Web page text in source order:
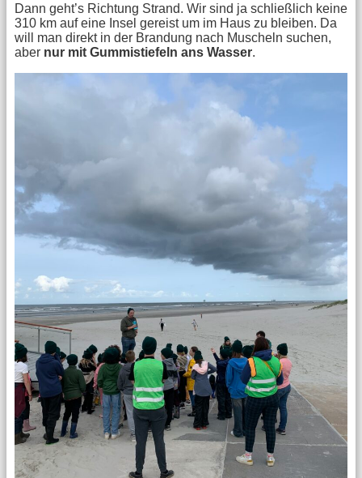
Dann geht’s Richtung Strand. Wir sind ja schließlich keine
310 km auf eine Insel gereist um im Haus zu bleiben. Da
will man direkt in der Brandung nach Muscheln suchen,
aber nur mit Gummistiefeln ans Wasser.